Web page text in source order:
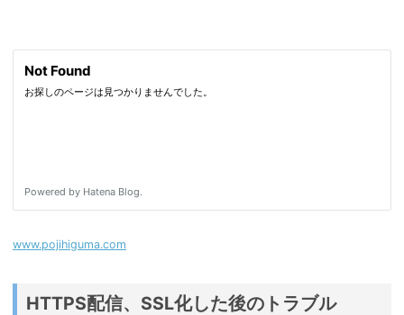
www.pojihiguma.com
HTTPS配信、SSL化した後のトラブル